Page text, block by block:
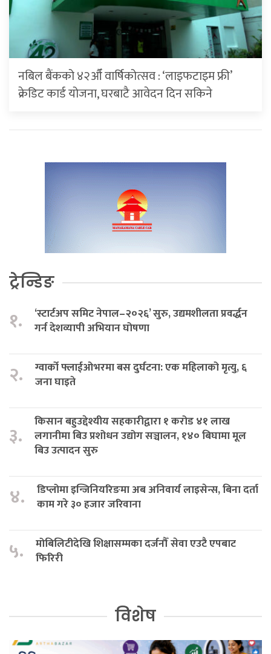
नबिल बैंकको ४२औँ वार्षिकोत्सव : ‘लाइफटाइम फ्री’
क्रेडिट कार्ड योजना, घरबाटै आवेदन दिन सकिने
ट्रेन्डिङ
१.
‘स्टार्टअप समिट नेपाल–२०२६’ सुरु, उद्यमशीलता प्रवर्द्धन
गर्न देशव्यापी अभियान घोषणा
२.
ग्वार्को फ्लाईओभरमा बस दुर्घटना: एक महिलाको मृत्यु, ६
जना घाइते
३.
किसान बहुउद्देश्यीय सहकारीद्वारा १ करोड ४१ लाख
लगानीमा बिउ प्रशोधन उद्योग सञ्चालन, १४० बिघामा मूल
बिउ उत्पादन सुरु
४.
डिप्लोमा इन्जिनियरिङमा अब अनिवार्य लाइसेन्स, बिना दर्ता
काम गरे ३० हजार जरिवाना
५.
मोबिलिटीदेखि शिक्षासम्मका दर्जनौँ सेवा एउटै एपबाट
फिरिरी
विशेष